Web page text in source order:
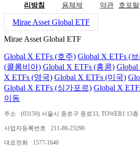
리방침
용체제
약관
호포탈
Mirae Asset Global ETF
Mirae Asset Global ETF
Global X ETFs (호주) Global X ETFs (
(콜롬비아) Global X ETFs (홍콩)
X ETFs (영국) Global X ETFs (미국)
Global X ETFs (싱가포르) Global X
이동
주소 (03159) 서울시 종로구 종로33, TOWER1 13층
사업자등록번호 211-86-23290
대표전화 1577-1640